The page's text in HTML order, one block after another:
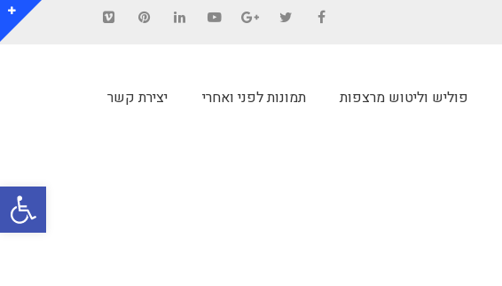
פתח
פוליש וליטוש מרצפות תמונות לפני ואחרי יצירת קשר